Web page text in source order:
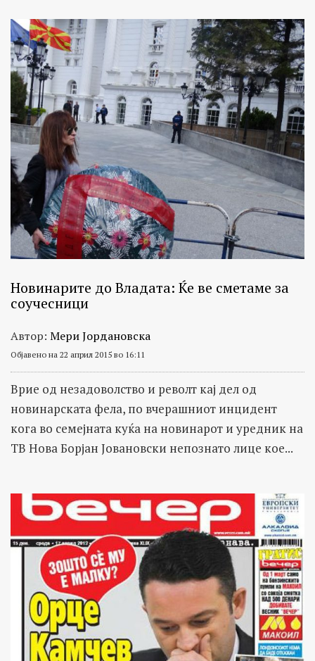
Новинарите до Владата: Ќе ве сметаме за
соучесници
Автор: Мери Јордановска
Објавено на 22 април 2015 во 16:11
Врие од незадоволство и револт кај дел од
новинарската фела, по вчерашниот инцидент
кога во семејната куќа на новинарот и уредник на
ТВ Нова Борјан Јовановски непознато лице кое...